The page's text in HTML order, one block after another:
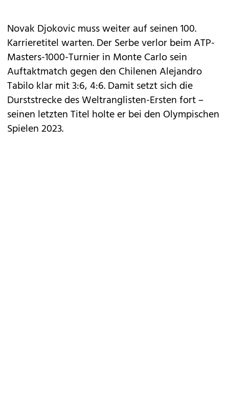
Novak Djokovic muss weiter auf seinen 100.
Karrieretitel warten. Der Serbe verlor beim ATP-
Masters-1000-Turnier in Monte Carlo sein
Auftaktmatch gegen den Chilenen Alejandro
Tabilo klar mit 3:6, 4:6. Damit setzt sich die
Durststrecke des Weltranglisten-Ersten fort –
seinen letzten Titel holte er bei den Olympischen
Spielen 2023.